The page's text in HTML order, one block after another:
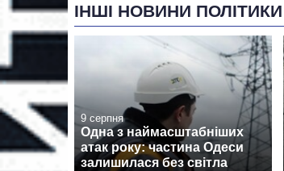
ІНШІ НОВИНИ ПОЛІТИКИ
9 серпня
Одна з наймасштабніших
атак року: частина Одеси
залишилася без світла